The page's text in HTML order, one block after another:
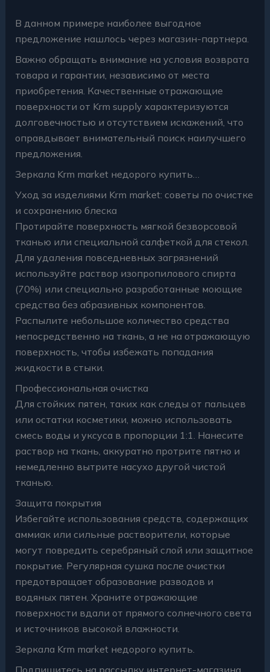
В данном примере наиболее выгодное
предложение нашлось через магазин-партнера.
Важно обращать внимание на условия возврата
товара и гарантии, независимо от места
приобретения. Качественные отражающие
поверхности от Krm supply характеризуются
долговечностью и отсутствием искажений, что
оправдывает внимательный поиск наилучшего
предложения.
Зеркала Krm market недорого купить…
Уход за изделиями Krm market: советы по очистке
и сохранению блеска
Протирайте поверхность мягкой безворсовой
тканью или специальной салфеткой для стекол.
Для удаления повседневных загрязнений
используйте раствор изопропилового спирта
(70%) или специально разработанные моющие
средства без абразивных компонентов.
Распылите небольшое количество средства
непосредственно на ткань, а не на отражающую
поверхность, чтобы избежать попадания
жидкости в стыки.
Профессиональная очистка
Для стойких пятен, таких как следы от пальцев
или остатки косметики, можно использовать
смесь воды и уксуса в пропорции 1:1. Нанесите
раствор на ткань, аккуратно протрите пятно и
немедленно вытрите насухо другой чистой
тканью.
Защита покрытия
Избегайте использования средств, содержащих
аммиак или сильные растворители, которые
могут повредить серебряный слой или защитное
покрытие. Регулярная сушка после очистки
предотвращает образование разводов и
водяных пятен. Храните отражающие
поверхности вдали от прямого солнечного света
и источников высокой влажности.
Зеркала Krm market недорого купить.